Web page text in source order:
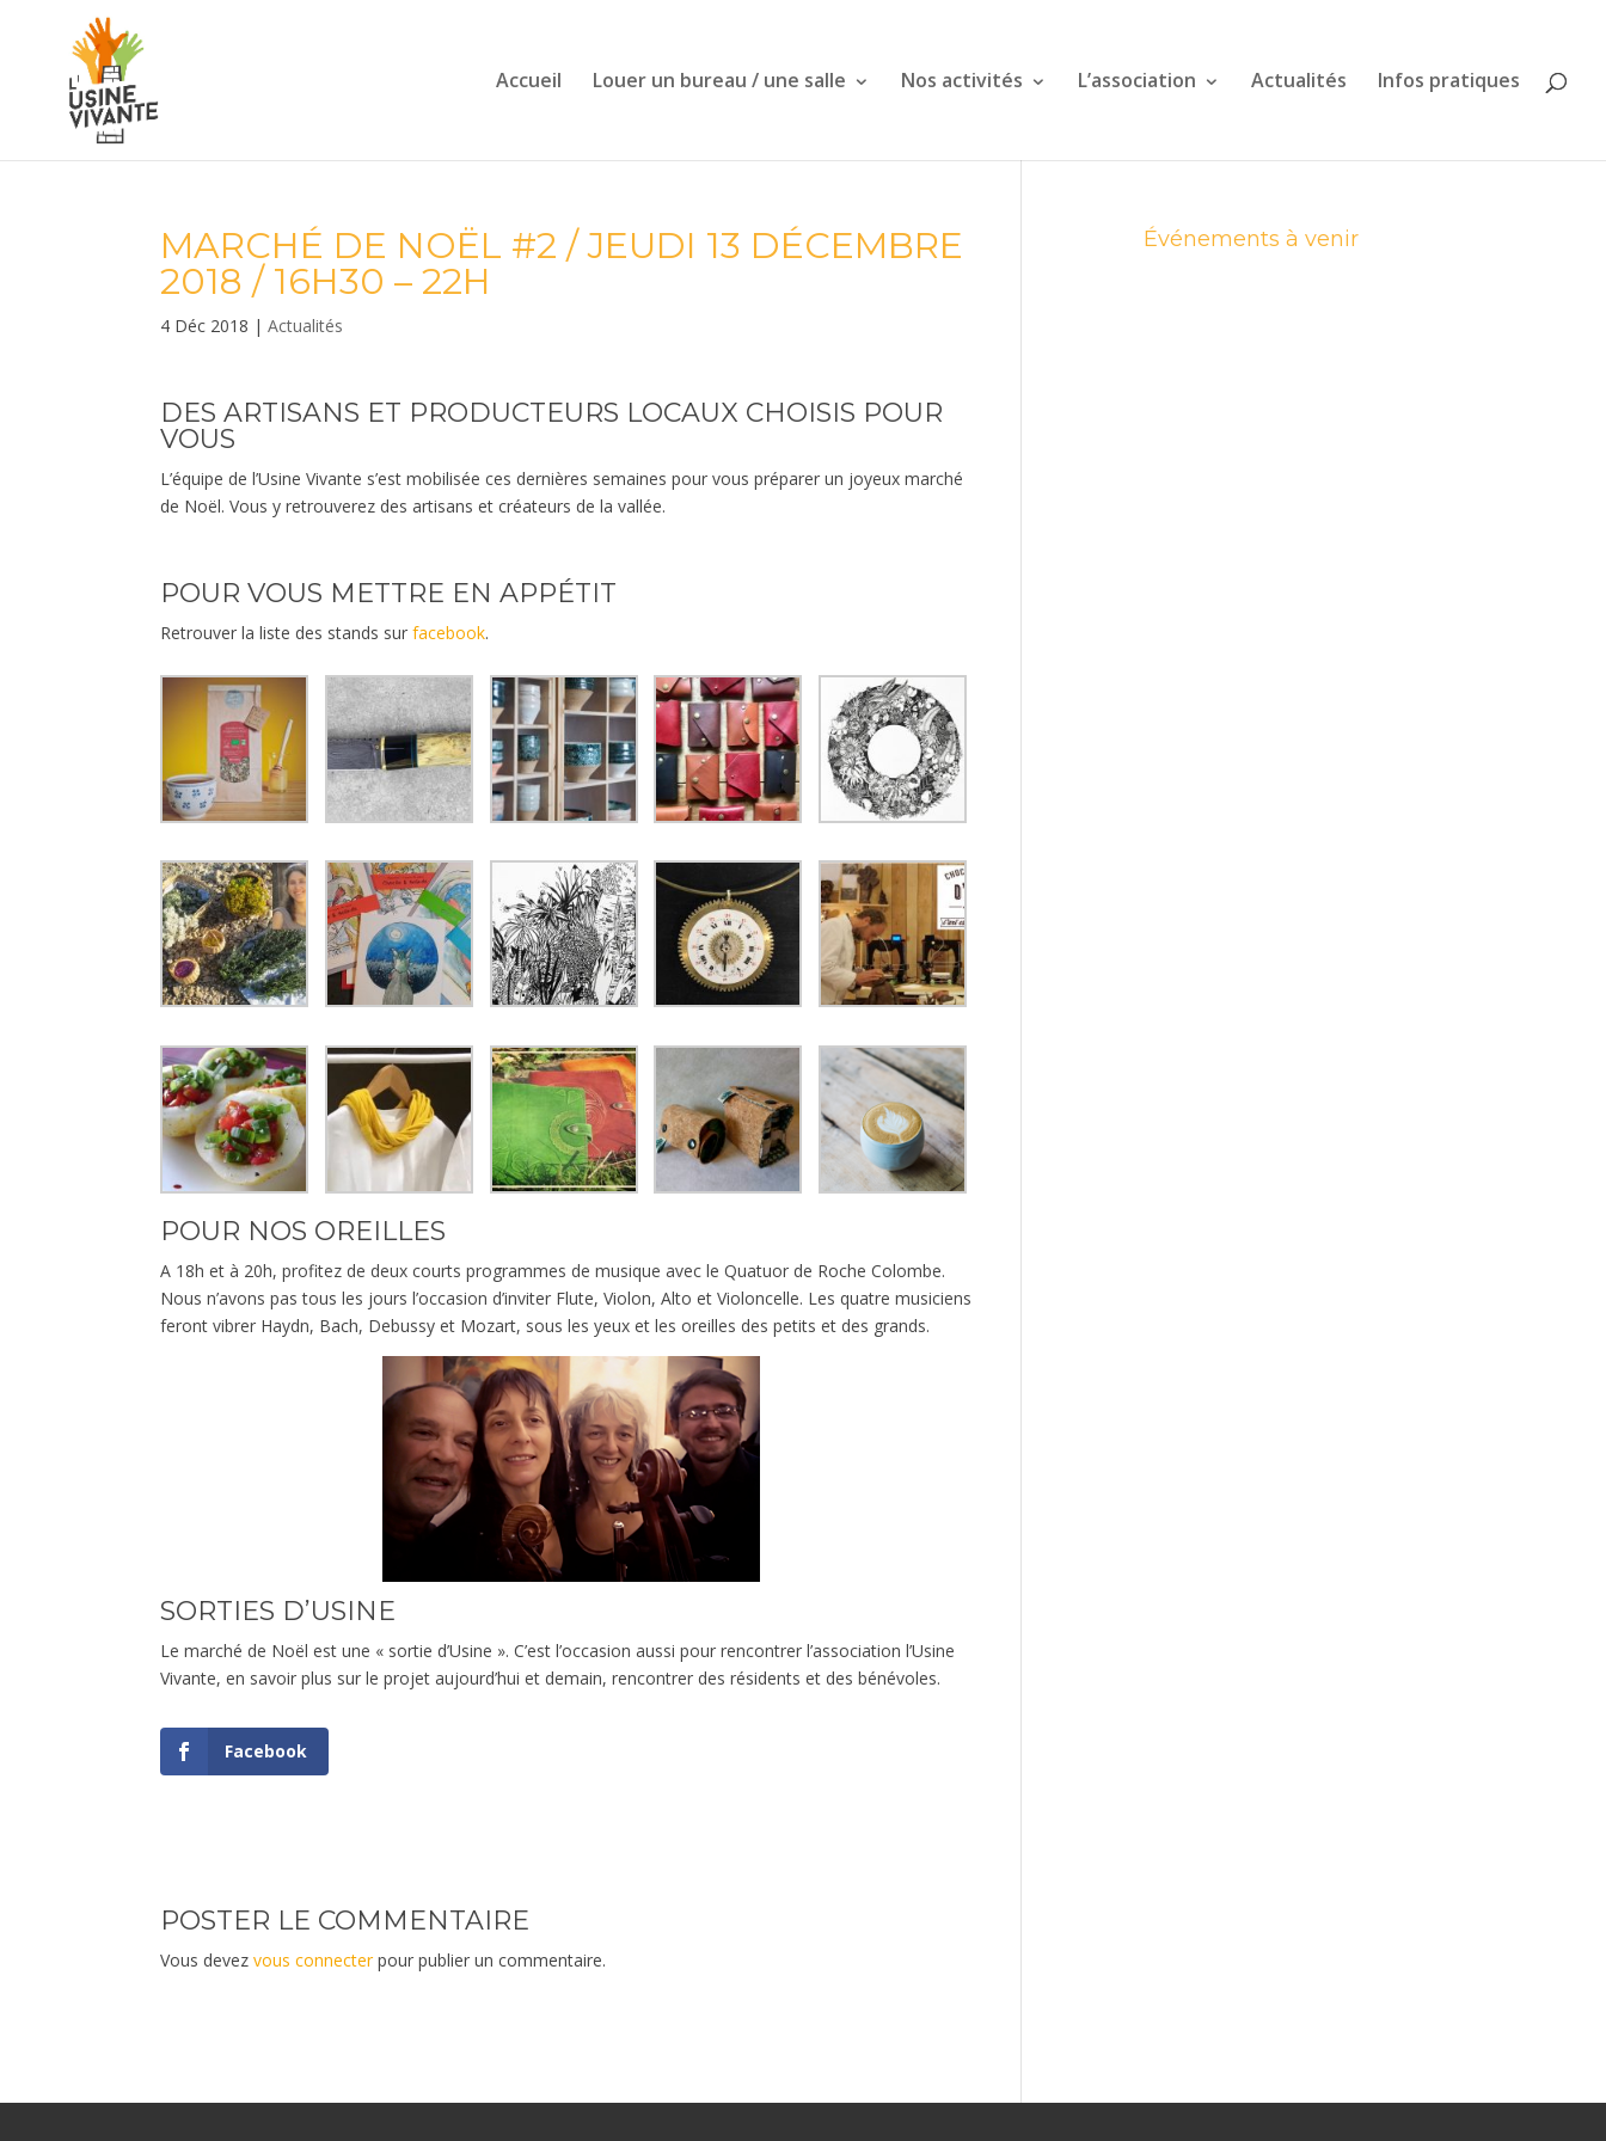
Accueil Louer un bureau / une salle Nos activités L’association Actualités Infos pratiques
MARCHÉ DE NOËL #2 / JEUDI 13 DÉCEMBRE
2018 / 16H30 – 22H
4 Déc 2018 |Actualités
DES ARTISANS ET PRODUCTEURS LOCAUX CHOISIS POUR
VOUS
L’équipe de l’Usine Vivante s’est mobilisée ces dernières semaines pour vous préparer un joyeux marché
de Noël. Vous y retrouverez des artisans et créateurs de la vallée.
POUR VOUS METTRE EN APPÉTIT
Retrouver la liste des stands surfacebook.
POUR NOS OREILLES
A 18h et à 20h, profitez de deux courts programmes de musique avec le Quatuor de Roche Colombe.
Nous n’avons pas tous les jours l’occasion d’inviter Flute, Violon, Alto et Violoncelle. Les quatre musiciens
feront vibrer Haydn, Bach, Debussy et Mozart, sous les yeux et les oreilles des petits et des grands.
SORTIES D’USINE
Le marché de Noël est une « sortie d’Usine ». C’est l’occasion aussi pour rencontrer l’association l’Usine
Vivante, en savoir plus sur le projet aujourd’hui et demain, rencontrer des résidents et des bénévoles.
Facebook
POSTER LE COMMENTAIRE
Vous devezvous connecterpour publier un commentaire.
Événements à venir